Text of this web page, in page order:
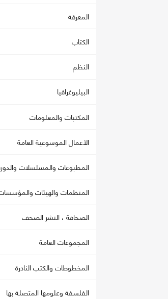
المعرفة
الكتاب
النظم
البيليوغرافيا
المكتبات والمعلومات
الأعمال الموسوعية العامة
المطبوعات والمسلسلات
المنظمات والهيئات
الصحافة ، النشر الصحف
المجموعات العامة
المخطوطات والكتب النادرة
الفلسفة وعلومها المتصلة بها